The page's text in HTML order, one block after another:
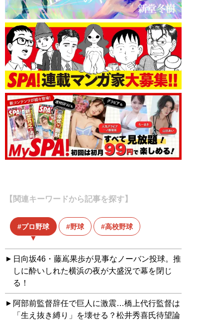
【関連キーワードから記事を探す】
プロ野球 野球 高校野球
日向坂46・藤嶌果歩が見事なノーバン投球。推
しに酔いしれた横浜の夜が大盛況で幕を閉じ
る！
阿部前監督辞任で巨人に激震…橋上代行監督は
「生え抜き縛り」を壊せる？松井秀喜氏待望論